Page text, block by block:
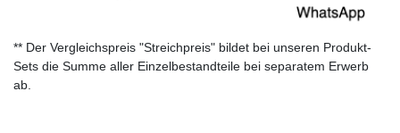
** Der Vergleichspreis "Streichpreis" bildet bei unseren Produkt-
Sets die Summe aller Einzelbestandteile bei separatem Erwerb
ab.